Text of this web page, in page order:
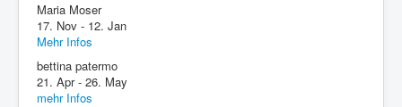
Maria Moser
17. Nov - 12. Jan
Mehr Infos
bettina patermo
21. Apr - 26. May
mehr Infos